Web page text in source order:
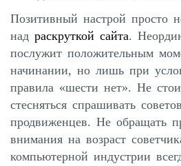
Позитивный настрой просто
над раскруткой сайта.
послужит положительным
начинании, но лишь при
правила «шести нет». Не
стесняться спрашивать
продвиженцев. Не обращать
внимания на возраст
компьютерной индустрии